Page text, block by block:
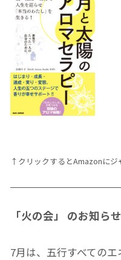
↑クリックするとAmazonにジ
「火の会」 のお知らせ
7月は、五行すべてのエ